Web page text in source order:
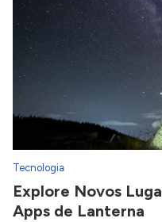
Tecnologia
Explore Novos
Apps de Lanterna